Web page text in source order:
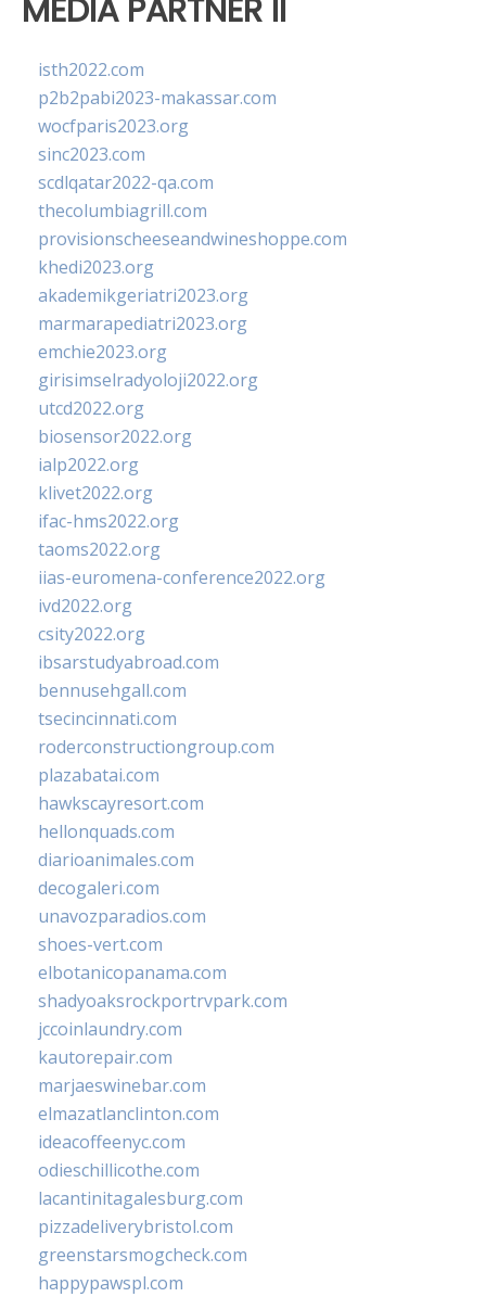
MEDIA PARTNER II
isth2022.com
p2b2pabi2023-makassar.com
wocfparis2023.org
sinc2023.com
scdlqatar2022-qa.com
thecolumbiagrill.com
provisionscheeseandwineshoppe.com
khedi2023.org
akademikgeriatri2023.org
marmarapediatri2023.org
emchie2023.org
girisimselradyoloji2022.org
utcd2022.org
biosensor2022.org
ialp2022.org
klivet2022.org
ifac-hms2022.org
taoms2022.org
iias-euromena-conference2022.org
ivd2022.org
csity2022.org
ibsarstudyabroad.com
bennusehgall.com
tsecincinnati.com
roderconstructiongroup.com
plazabatai.com
hawkscayresort.com
hellonquads.com
diarioanimales.com
decogaleri.com
unavozparadios.com
shoes-vert.com
elbotanicopanama.com
shadyoaksrockportrvpark.com
jccoinlaundry.com
kautorepair.com
marjaeswinebar.com
elmazatlanclinton.com
ideacoffeenyc.com
odieschillicothe.com
lacantinitagalesburg.com
pizzadeliverybristol.com
greenstarsmogcheck.com
happypawspl.com